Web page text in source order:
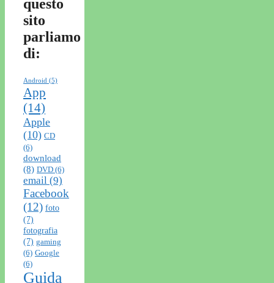
questo
sito
parliamo
di:
Android (5)
App
(14)
Apple
(10) CD
(6)
download
(8) DVD (6)
email (9)
Facebook
(12) foto
(7)
fotografia
(7) gaming
(6) Google
(6)
Guida